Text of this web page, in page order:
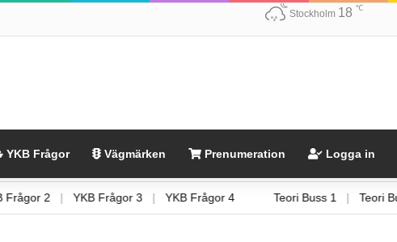
Stockholm 18 ℃
YKB Frågor Vägmärken Prenumeration Logga in
1 | YKB Frågor 2 | YKB Frågor 3 | YKB Frågor 4 Teori Buss 1